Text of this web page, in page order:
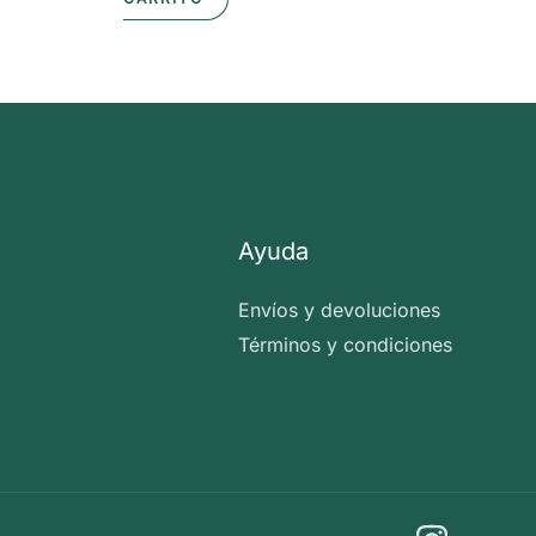
Ayuda
Envíos y devoluciones
Términos y condiciones